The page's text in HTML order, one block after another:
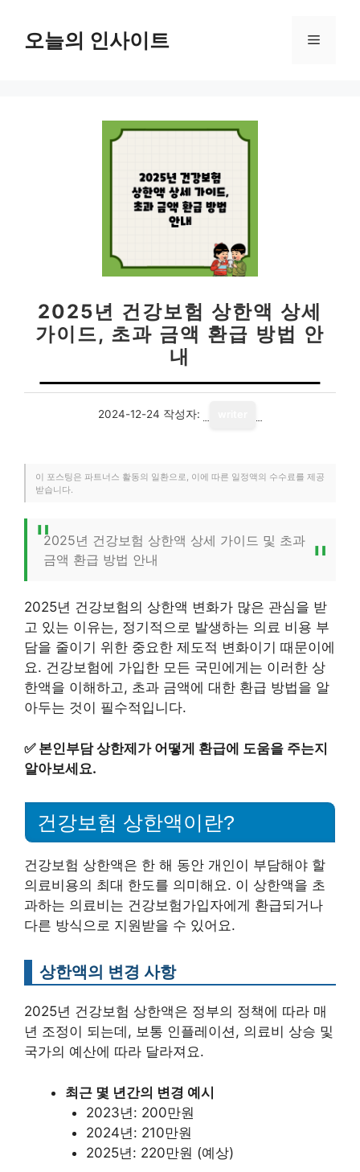
오늘의 인사이트 메
2025년 건강보험 상한액 상세
가이드, 초과 금액 환급 방법 안
내
2024-12-24 작성자:
이 포스팅은 파트너스 활동의 일환으로, 이에 따른 일정액의 수수료를 제공
받습니다.
2025년 건강보험 상한액 상세 가이드 및 초과
금액 환급 방법 안내
2025년 건강보험의 상한액 변화가 많은 관심을 받
고 있는 이유는, 정기적으로 발생하는 의료 비용 부
담을 줄이기 위한 중요한 제도적 변화이기 때문이에
요. 건강보험에 가입한 모든 국민에게는 이러한 상
한액을 이해하고, 초과 금액에 대한 환급 방법을 알
아두는 것이 필수적입니다.
✅ 본인부담 상한제가 어떻게 환급에 도움을 주는지
알아보세요.
건강보험 상한액이란?
건강보험 상한액은 한 해 동안 개인이 부담해야 할
의료비용의 최대 한도를 의미해요. 이 상한액을 초
과하는 의료비는 건강보험가입자에게 환급되거나
다른 방식으로 지원받을 수 있어요.
상한액의 변경 사항
2025년 건강보험 상한액은 정부의 정책에 따라 매
년 조정이 되는데, 보통 인플레이션, 의료비 상승 및
국가의 예산에 따라 달라져요.
최근 몇 년간의 변경 예시
2023년: 200만원
2024년: 210만원
2025년: 220만원 (예상)